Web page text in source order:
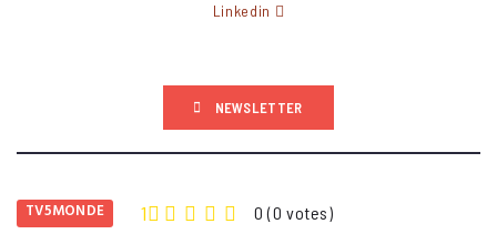
Linkedin
NEWSLETTER
TV5MONDE 1 0 (0 votes)